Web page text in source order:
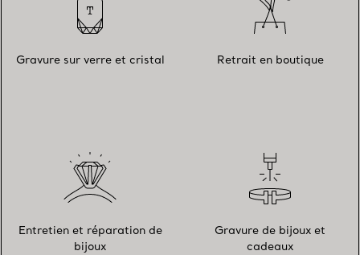
Gravure sur verre et cristal Retrait en boutique
Entretien et réparation de
bijoux
Gravure de bijoux et
cadeaux